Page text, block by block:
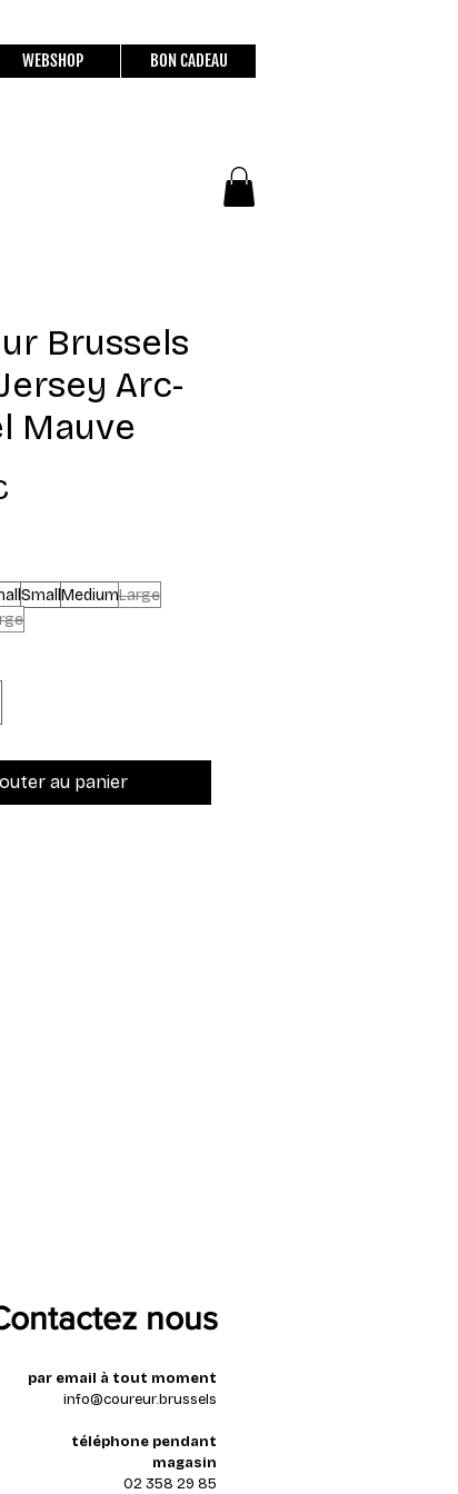
WEBSHOP BON CADEAU
Brussels
Arc-
Mauve
Small MediumLarge
au panier
nous
par email à tout moment
info@coureur.brussels
téléphone pendant
magasin
02 358 29 85